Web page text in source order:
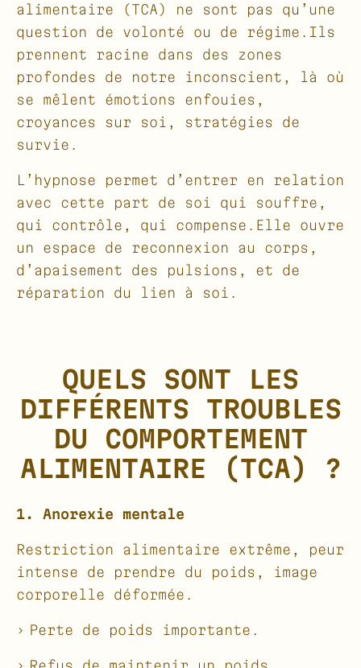
alimentaire (TCA) ne sont pas qu’une
question de volonté ou de régime.Ils
prennent racine dans des zones
profondes de notre inconscient, là où
se mêlent émotions enfouies,
croyances sur soi, stratégies de
survie.
L’hypnose permet d’entrer en relation
avec cette part de soi qui souffre,
qui contrôle, qui compense.Elle ouvre
un espace de reconnexion au corps,
d’apaisement des pulsions, et de
réparation du lien à soi.
QUELS SONT LES
DIFFÉRENTS TROUBLES
DU COMPORTEMENT
ALIMENTAIRE (TCA) ?
1. Anorexie mentale
Restriction alimentaire extrême, peur
intense de prendre du poids, image
corporelle déformée.
Perte de poids importante.
Refus de maintenir un poids